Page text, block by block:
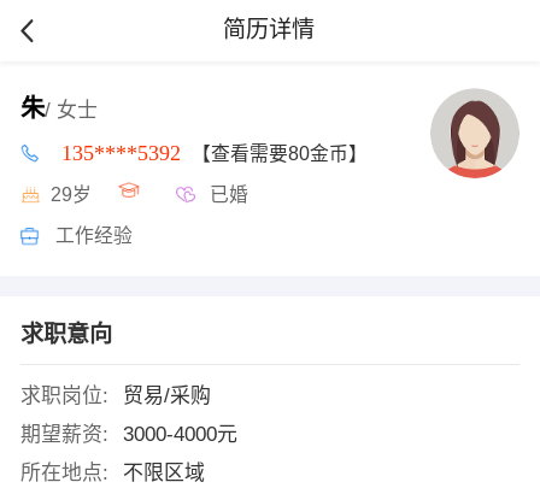
简历详情
朱/ 女士
135****5392 【查看需要80金币】
29岁 已婚
工作经验
求职意向
求职岗位:
贸易/采购
期望薪资:
3000-4000元
所在地点:
不限区域